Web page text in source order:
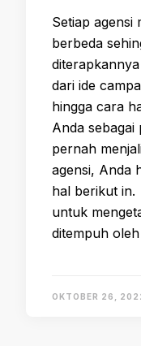
Setiap agensi
berbeda
dari ide
hingga cara
Anda sebagai
pernah
agensi, Anda
hal berikut in.
untuk
ditempuh
OKTOBER 26,